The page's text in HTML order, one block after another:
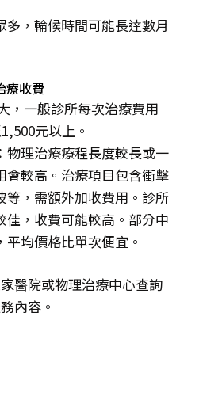
多，輪候時間可能長達數月
療收費
，一般診所每次治療費用
元以上。
物理治療療程長度較長或一
會較高。治療項目包含衝擊
等，需額外加收費用。診所
佳，收費可能較高。部分中
均價格比單次便宜。
醫院或物理治療中心查詢
內容。